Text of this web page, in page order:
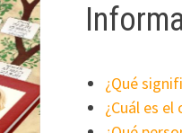
¿Qué
¿Cuál es